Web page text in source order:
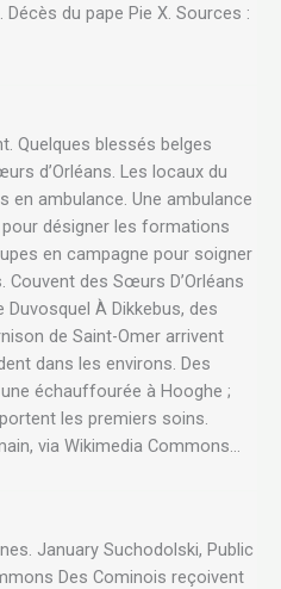
du pape Pie X. Sources :
Quelques blessés belges
d’Orléans. Les locaux du
en ambulance. Une ambulance
désigner les formations
en campagne pour soigner
des Sœurs D’Orléans
Duvosquel À Dikkebus, des
de Saint-Omer arrivent
dans les environs. Des
échauffourée à Hooghe ;
les premiers soins.
via Wikimedia Commons…
January Suchodolski, Public
Des Cominois reçoivent